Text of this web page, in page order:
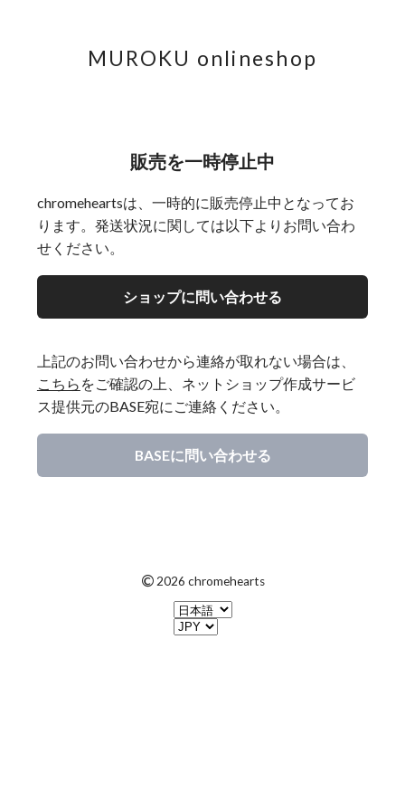
MUROKU onlineshop
販売を一時停止中
chromeheartsは、一時的に販売停止中となってお
ります。発送状況に関しては以下よりお問い合わ
せください。
ショップに問い合わせる
上記のお問い合わせから連絡が取れない場合は、
こちら をご確認の上、ネットショップ作成サービ
ス提供元のBASE宛にご連絡ください。
BASEに問い合わせる
© 2026 chromehearts